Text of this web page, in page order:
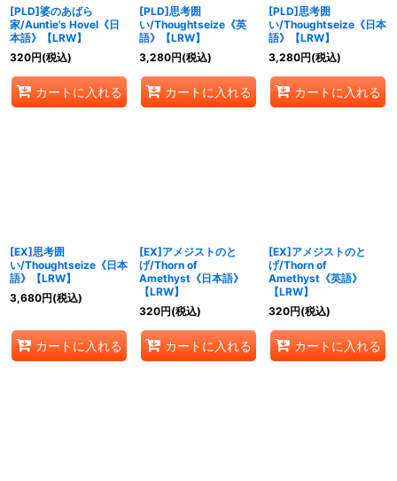
[PLD]婆のあばら
家/Auntie's Hovel《日
本語》【LRW】
320円(税込)
カートに入れる
[PLD]思考囲
い/Thoughtseize《英
語》【LRW】
3,280円(税込)
カートに入れる
[PLD]思考囲
い/Thoughtseize《日本
語》【LRW】
3,280円(税込)
カートに入れる
[EX]思考囲
い/Thoughtseize《日本
語》【LRW】
3,680円(税込)
カートに入れる
[EX]アメジストのと
げ/Thorn of
Amethyst《日本語》
【LRW】
320円(税込)
カートに入れる
[EX]アメジストのと
げ/Thorn of
Amethyst《英語》
【LRW】
320円(税込)
カートに入れる